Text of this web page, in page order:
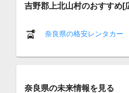
吉野郡上北山村のおすすめ[
奈良県の格安レンタカー
奈良県の未来情報を見る